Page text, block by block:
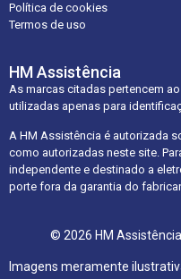
Política de cookies
Termos de uso
HM Assistência
As marcas citadas pertencem
utilizadas apenas para
A HM Assistência é autorizada
como autorizadas neste site.
independente e destinado a
porte fora da garantia do
© 2026 HM
Imagens meramente